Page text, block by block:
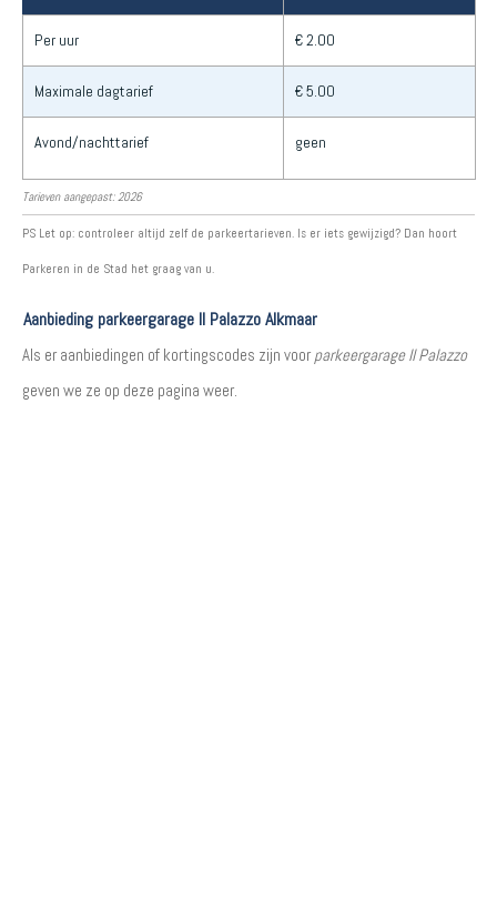
Per uur € 2.00
Maximale dagtarief € 5.00
Avond/nachttarief geen
Tarieven aangepast: 2026
PS Let op: controleer altijd zelf de parkeertarieven. Is er iets gewijzigd? Dan hoort
Parkeren in de Stad het graag van u.
Aanbieding parkeergarage Il Palazzo Alkmaar
Als er aanbiedingen of kortingscodes zijn voor parkeergarage Il Palazzo
geven we ze op deze pagina weer.